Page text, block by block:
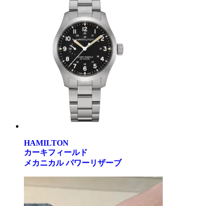
HAMILTON
カーキフィールド
メカニカル パワーリザーブ